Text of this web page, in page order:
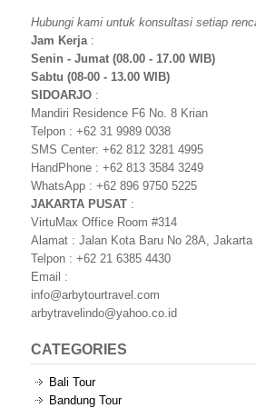
Hubungi kami untuk konsultasi setiap
Jam Kerja:
Senin - Jumat (08.00 - 17.00 WIB)
Sabtu (08-00 - 13.00 WIB)
SIDOARJO :
Mandiri Residence F6 No. 8 Krian
Telpon : +62 31 9989 0038
SMS Center: +62 812 3281 4995
HandPhone : +62 813 3584 3249
WhatsApp : +62 896 9750 5225
JAKARTA PUSAT :
VirtuMax Office Room #314
Alamat : Jalan Kota Baru No 28A, Jakarta
Telpon : +62 21 6385 4430
Email :
info@arbytourtravel.com
arbytravelindo@yahoo.co.id
CATEGORIES
Bali Tour
Bandung Tour